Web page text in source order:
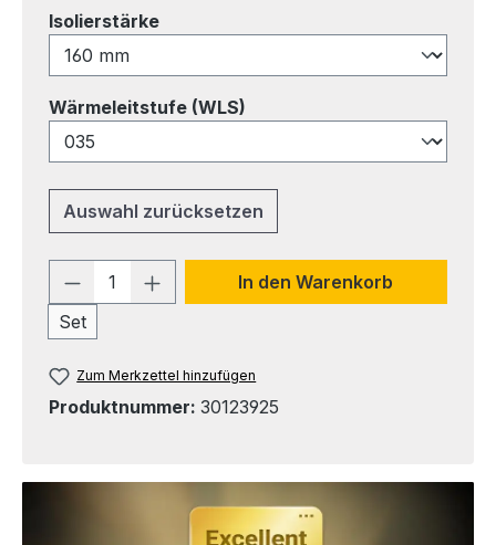
Isolierstärkeauswählen
Wärmeleitstufe (WLS)
Auswahl zurücksetzen
Produkt Anzahl: Gib den
Set
In den Warenkorb
Zum Merkzettel hinzufügen
Produktnummer: 30123925